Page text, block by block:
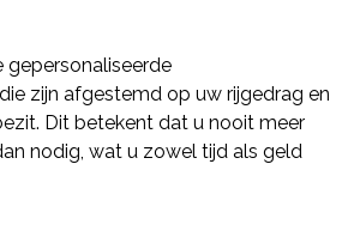
gepersonaliseerde
zijn afgestemd op uw rijgedrag en
Dit betekent dat u nooit meer
nodig, wat u zowel tijd als geld